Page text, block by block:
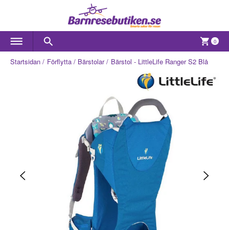
0
Startsidan Förflytta Bärstolar Bärstol - LittleLife Ranger S2 Blå